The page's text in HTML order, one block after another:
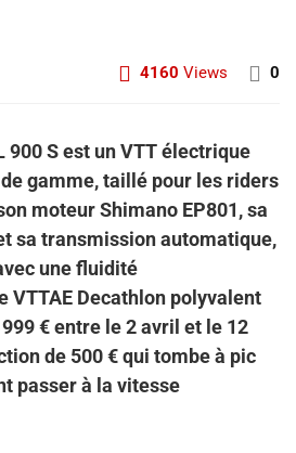
4160 Views 0
900 S est un VTT électrique
gamme, taillé pour les riders
moteur Shimano EP801, sa
sa transmission automatique,
une fluidité
VTTAE Decathlon polyvalent
999 € entre le 2 avril et le 12
de 500 € qui tombe à pic
passer à la vitesse